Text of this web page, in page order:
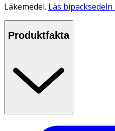
Läkemedel. Läs
Produktfakta